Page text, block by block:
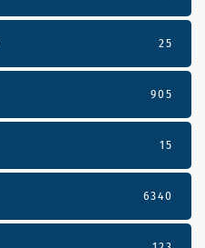
25
905
15
6340